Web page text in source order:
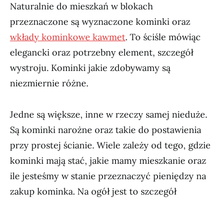
Naturalnie do mieszkań w blokach
przeznaczone są wyznaczone kominki oraz
wkłady kominkowe kawmet. To ściśle mówiąc
elegancki oraz potrzebny element, szczegół
wystroju. Kominki jakie zdobywamy są
niezmiernie różne.
Jedne są większe, inne w rzeczy samej nieduże.
Są kominki narożne oraz takie do postawienia
przy prostej ścianie. Wiele zależy od tego, gdzie
kominki mają stać, jakie mamy mieszkanie oraz
ile jesteśmy w stanie przeznaczyć pieniędzy na
zakup kominka. Na ogół jest to szczegół